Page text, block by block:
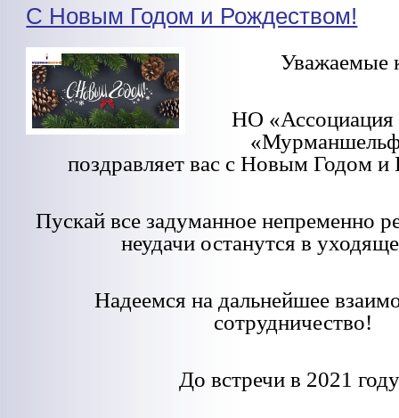
С Новым Годом и Рождеством!
Уважаемые
НО «Ассоциация
поздравляет вас с Новым Годом
Пускай все задуманное непременно
неудачи останутся в
Надеемся на дальнейшее
сотрудничество!
До встречи в 2021